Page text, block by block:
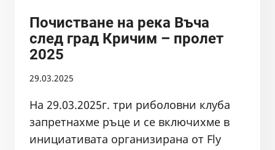
Почистване на река Въча
след град Кричим – пролет
2025
29.03.2025
На 29.03.2025г. три риболовни клуба
запретнахме ръце и се включихме в
инициативата организирана от Fly